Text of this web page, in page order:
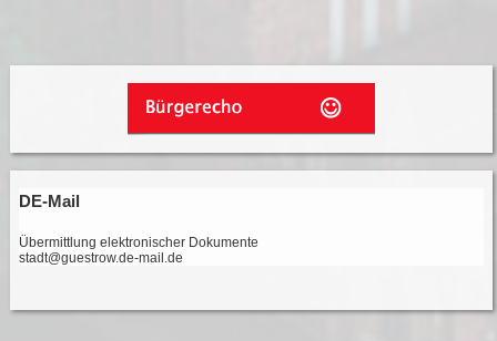
DE-Mail
Übermittlung elektronischer Dokumente
stadt@guestrow.de-mail.de